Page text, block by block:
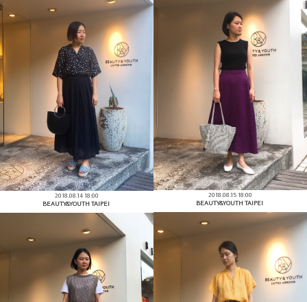
2018.08.15 18:00
BEAUTY&YOUTH TAIPEI
2018.08.14 18:00
BEAUTY&YOUTH TAIPEI